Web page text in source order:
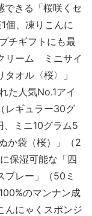
きる「桜咲くセ
個、凍りこんに
チギフトにも最
リーム ミニサイ
オル〈桜〉」
た人気No.1アイ
レギュラー30グ
ミニ10グラム5
か袋（桜）」（2
保湿可能な「四
レー」（50ミ
のマンナン成
んにゃくスポンジ